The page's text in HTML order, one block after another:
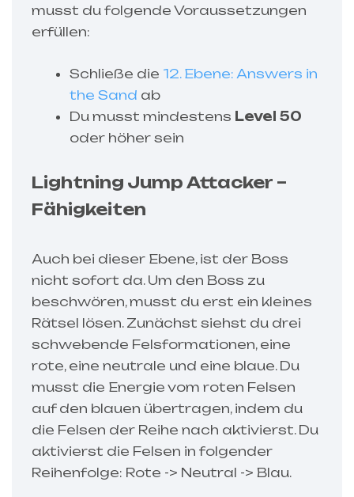
musst du folgende Voraussetzungen
erfüllen:
Schließe die 12. Ebene: Answers in
the Sand ab
Du musst mindestens Level 50
oder höher sein
Lightning Jump Attacker –
Fähigkeiten
Auch bei dieser Ebene, ist der Boss
nicht sofort da. Um den Boss zu
beschwören, musst du erst ein kleines
Rätsel lösen. Zunächst siehst du drei
schwebende Felsformationen, eine
rote, eine neutrale und eine blaue. Du
musst die Energie vom roten Felsen
auf den blauen übertragen, indem du
die Felsen der Reihe nach aktivierst. Du
aktivierst die Felsen in folgender
Reihenfolge: Rote -> Neutral -> Blau.